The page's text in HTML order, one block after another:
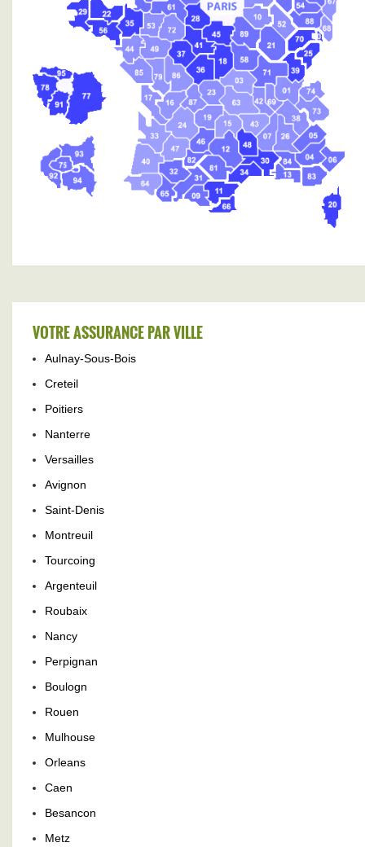
VOTRE ASSURANCE PAR VILLE
Aulnay-Sous-Bois
Creteil
Poitiers
Nanterre
Versailles
Avignon
Saint-Denis
Montreuil
Tourcoing
Argenteuil
Roubaix
Nancy
Perpignan
Boulogn
Rouen
Mulhouse
Orleans
Caen
Besancon
Metz